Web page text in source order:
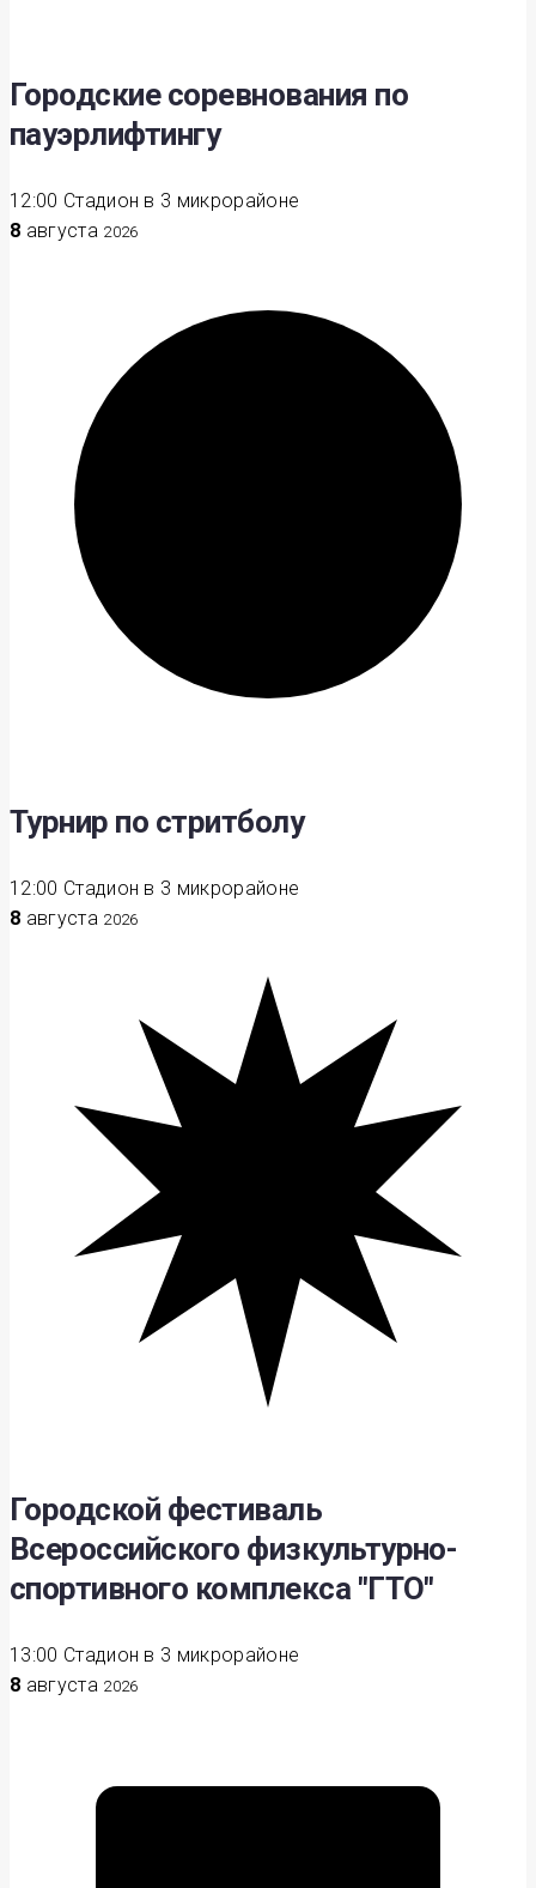
Городские соревнования по
пауэрлифтингу
12:00 Стадион в 3 микрорайоне
8 августа 2026
Турнир по стритболу
12:00 Стадион в 3 микрорайоне
8 августа 2026
Городской фестиваль
Всероссийского физкультурно-
спортивного комплекса "ГТО"
13:00 Стадион в 3 микрорайоне
8 августа 2026